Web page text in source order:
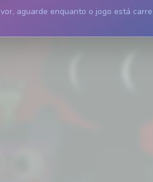
aguarde enquanto o jogo está